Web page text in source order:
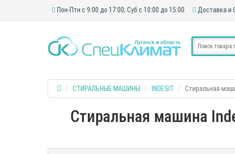
Пон-Птн с 9:00 до 17:00; Суб с 10:00 до 15:00 Доставка и
СТИРАЛЬНЫЕ МАШИНЫ INDESIT Стиральная
Стиральная машина